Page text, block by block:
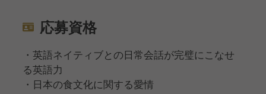
応募資格
・英語ネイティブとの日常会話が完璧にこなせ
る英語力
・日本の食文化に関する愛情